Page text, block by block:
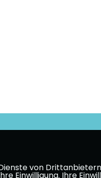
von
Einwilligung. Ihre